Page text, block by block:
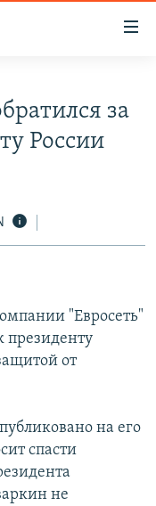
за
России
"Евросеть"
президенту
от
на его
спасти
не